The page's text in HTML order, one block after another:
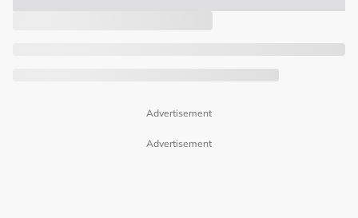
Advertisement
Advertisement